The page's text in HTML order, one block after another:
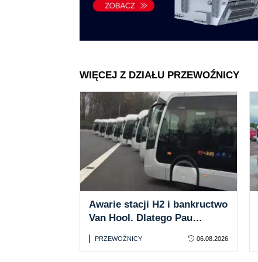
WIĘCEJ Z DZIAŁU PRZEWOŹNICY
Awarie stacji H2 i bankructwo
Van Hool. Dlatego Pau
wodorowych
PRZEWOŹNICY 06.08.2026